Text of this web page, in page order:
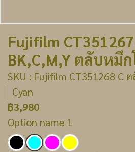
Fujifilm
BK,C,M,Y ตลับหมึ
SKU : Fujifilm CT351268 C
Cyan
฿3,980
Option name 1